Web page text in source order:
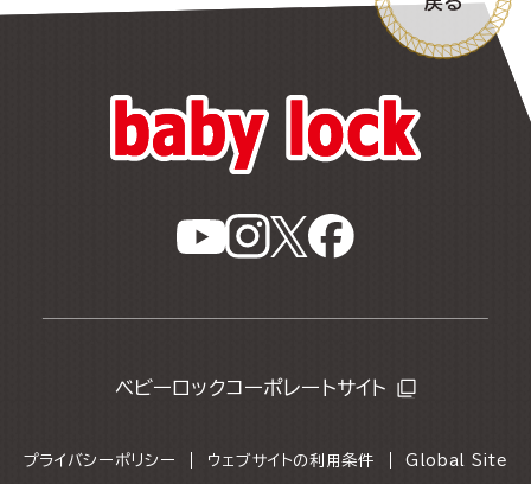
ベビーロックコーポレートサイト
プライバシーポリシー ウェブサイトの利用条件 Global Site